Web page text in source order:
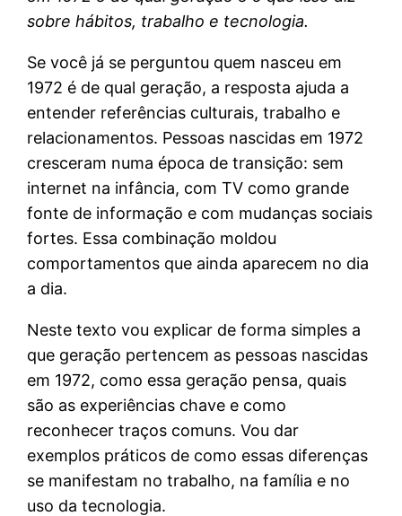
sobre hábitos, trabalho e tecnologia.
Se você já se perguntou quem nasceu em
1972 é de qual geração, a resposta ajuda a
entender referências culturais, trabalho e
relacionamentos. Pessoas nascidas em 1972
cresceram numa época de transição: sem
internet na infância, com TV como grande
fonte de informação e com mudanças sociais
fortes. Essa combinação moldou
comportamentos que ainda aparecem no dia
a dia.
Neste texto vou explicar de forma simples a
que geração pertencem as pessoas nascidas
em 1972, como essa geração pensa, quais
são as experiências chave e como
reconhecer traços comuns. Vou dar
exemplos práticos de como essas diferenças
se manifestam no trabalho, na família e no
uso da tecnologia.